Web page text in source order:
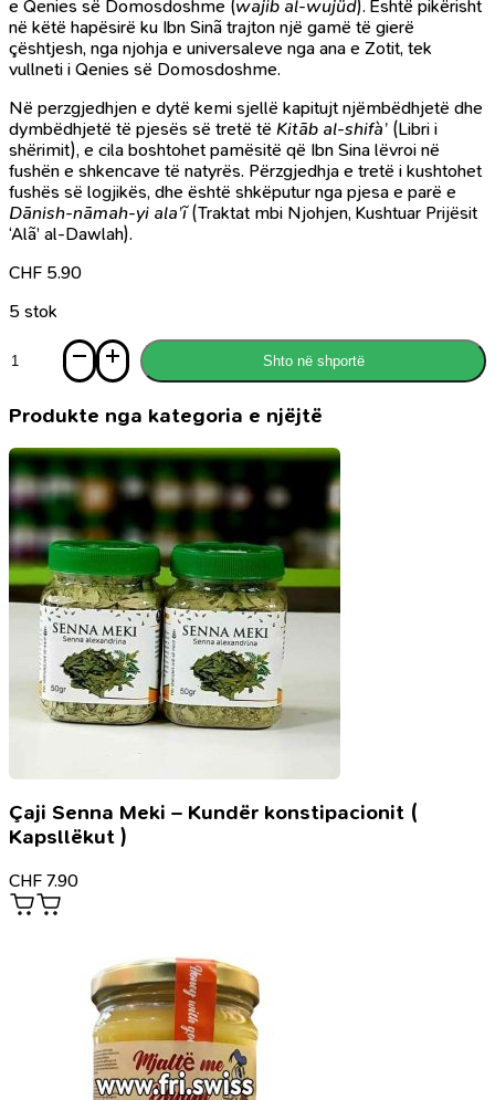
e Qenies së Domosdoshme (wajib al-wujüd). Është pikërisht
në këtë hapësirë ku Ibn Sinã trajton një gamë të gierë
çështjesh, nga njohja e universaleve nga ana e Zotit, tek
vullneti i Qenies së Domosdoshme.
Në perzgjedhjen e dytë kemi sjellë kapitujt njëmbëdhjetë dhe
dymbëdhjetë të pjesës së tretë të Kitāb al-shifà’ (Libri i
shërimit), e cila boshtohet pamësitë që Ibn Sina lëvroi në
fushën e shkencave të natyrës. Përzgjedhja e tretë i kushtohet
fushës së logjikës, dhe është shkëputur nga pjesa e parë e
Dānish-nāmah-yi ala’ĩ(Traktat mbi Njohjen, Kushtuar Prijësit
‘Alã’ al-Dawlah).
CHF 5.90
5 stok
Përzgjedhje
-
e
tretë
Shto në shportë
Produkte nga kategoria e njëjtë
Çaji Senna Meki – Kundër konstipacionit (
Kapsllëkut )
CHF 7.90